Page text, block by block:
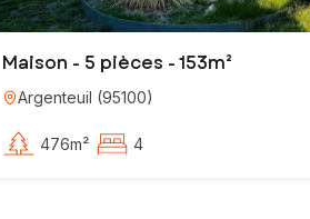
Maison - 5 pièces - 153m²
Argenteuil (95100)
476m² 4